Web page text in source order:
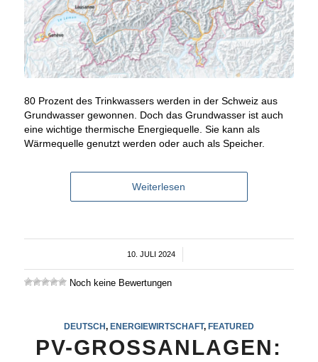
80 Prozent des Trinkwassers werden in der Schweiz aus
Grundwasser gewonnen. Doch das Grundwasser ist auch
eine wichtige thermische Energiequelle. Sie kann als
Wärmequelle genutzt werden oder auch als Speicher.
Weiterlesen
10. JULI 2024
Noch keine Bewertungen
DEUTSCH ENERGIEWIRTSCHAFT, FEATURED
PV-GROSSANLAGEN: